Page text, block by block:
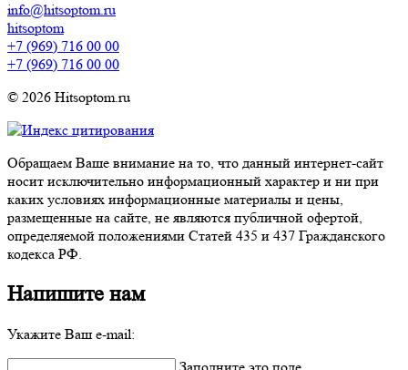
info@hitsoptom.ru
hitsoptom
+7 (969) 716 00 00
+7 (969) 716 00 00
© 2026 Hitsoptom.ru
Обращаем Ваше внимание на то, что данный интернет-сайт
носит исключительно информационный характер и ни при
каких условиях информационные материалы и цены,
размещенные на сайте, не являются публичной офертой,
определяемой положениями Статей 435 и 437 Гражданского
кодекса РФ.
Напишите нам
Укажите Ваш e-mail: